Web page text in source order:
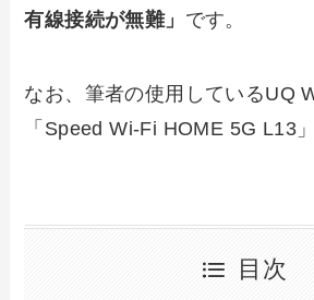
有線接続が無難」 です。
なお、筆者の使用しているUQ
「Speed Wi-Fi HOME 5G L13」
目次